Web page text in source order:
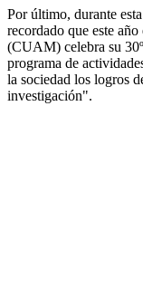
Por último, durante
recordado que este
(CUAM) celebra su
programa de
la sociedad los logros
investigación".